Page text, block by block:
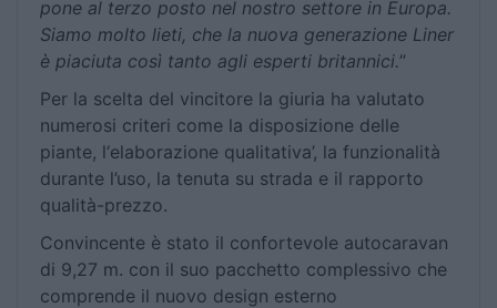
pone al terzo posto nel nostro settore in Europa.
Siamo molto lieti, che la nuova generazione Liner
è piaciuta così tanto agli esperti britannici.”
Per la scelta del vincitore la giuria ha valutato
numerosi criteri come la disposizione delle
piante, l‘elaborazione qualitativa’, la funzionalità
durante l’uso, la tenuta su strada e il rapporto
qualità-prezzo.
Convincente è stato il confortevole autocaravan
di 9,27 m. con il suo pacchetto complessivo che
comprende il nuovo design esterno